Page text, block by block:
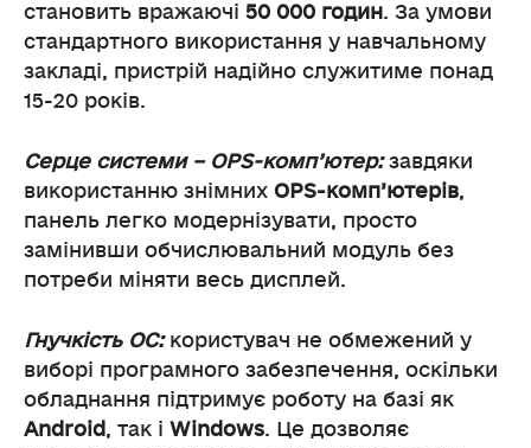
становить вражаючі 50 000 годин. За умови
стандартного використання у навчальному
закладі, пристрій надійно служитиме понад
15-20 років.
Серце системи – OPS-комп’ютер:завдяки
використанню знімних OPS-комп’ютерів,
панель легко модернізувати, просто
замінивши обчислювальний модуль без
потреби міняти весь дисплей.
Гнучкість ОС:користувач не обмежений у
виборі програмного забезпечення, оскільки
обладнання підтримує роботу на базі як
Android, так і Windows. Це дозволяє